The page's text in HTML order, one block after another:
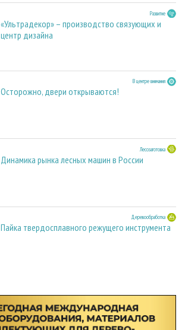
Развитие
«Ультрадекор» – производство связующих и
центр дизайна
В центре внимания
Осторожно, двери открываются!
Лесозаготовка
Динамика рынка лесных машин в России
Деревообработка
Пайка твердосплавного режущего инструмента